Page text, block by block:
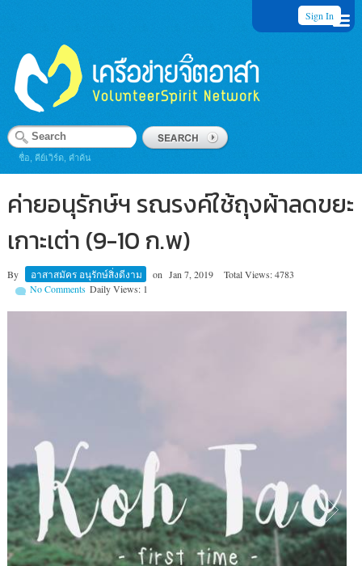
Sign In
ชื่อ, คีย์เวิร์ด, คำค้น
ค่ายอนุรักษ์ฯ รณรงค์ใช้ถุงผ้าลดขยะ
เกาะเต่า (9-10 ก.พ)
By อาสาสมัคร อนุรักษ์สิ่งดีงาม on Jan 7, 2019
Total Views: 4783
Daily Views: 1
No Comments